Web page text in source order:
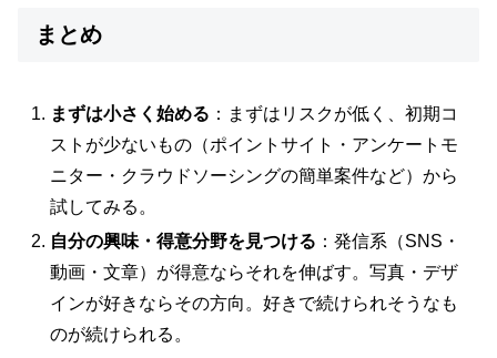
まとめ
まずは小さく始める ：まずはリスクが低く、初期コ
ストが少ないもの（ポイントサイト・アンケートモ
ニター・クラウドソーシングの簡単案件など）から
試してみる。
自分の興味・得意分野を見つける ：発信系（SNS・
動画・文章）が得意ならそれを伸ばす。写真・デザ
インが好きならその方向。好きで続けられそうなも
のが続けられる。